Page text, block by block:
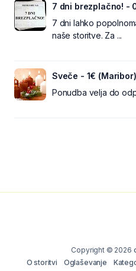
7 dni brezplačno! -
7 dni lahko
naše storitve. Za ...
Sveče - 1€ (Maribor)
Ponudba velja do
Copyright © 2026
O storitvi
Oglaševanje